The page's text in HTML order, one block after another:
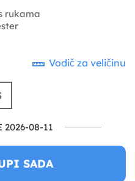
rukama
Vodič za veličinu
2026-08-11
SADA